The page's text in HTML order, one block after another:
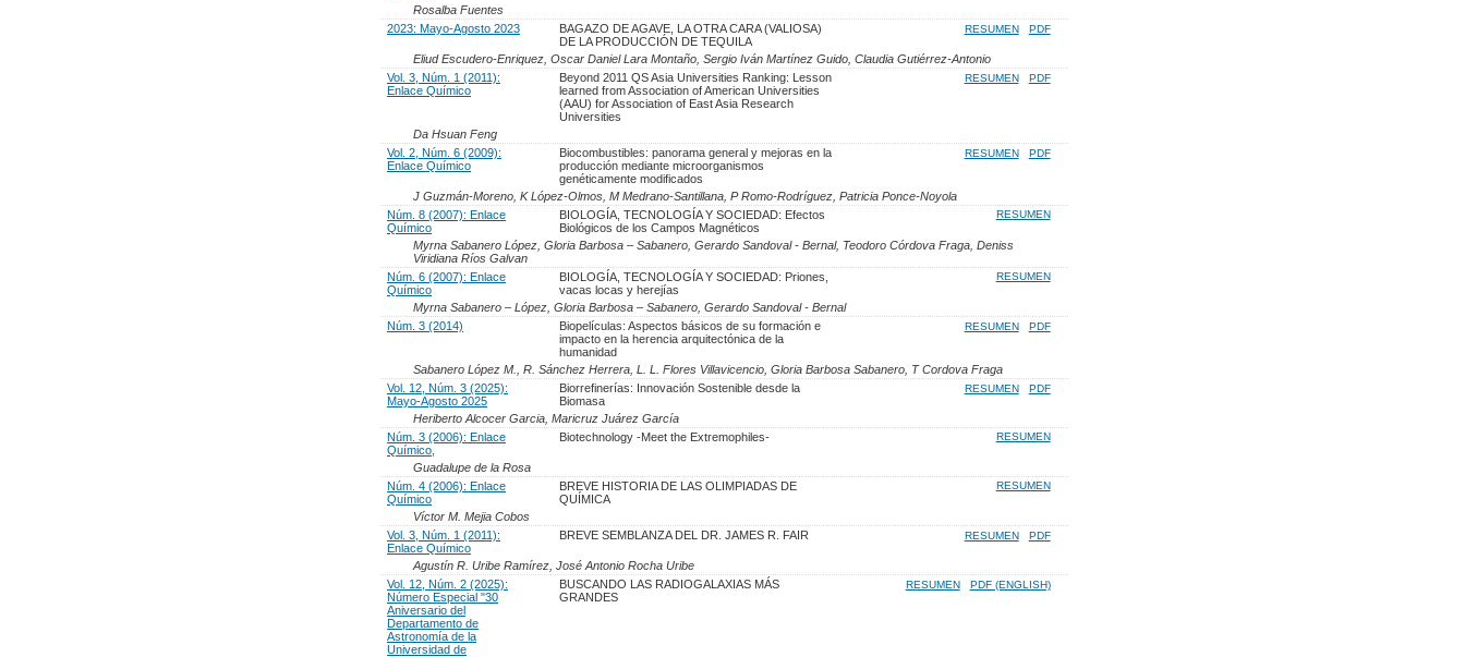
Rosalba Fuentes
2023: Mayo-Agosto 2023
BAGAZO DE AGAVE, LA OTRA CARA (VALIOSA)
DE LA PRODUCCIÓN DE TEQUILA
RESUMEN PDF
Eliud Escudero-Enriquez, Oscar Daniel Lara Montaño, Sergio Iván Martínez Guido, Claudia Gutiérrez-Antonio
Vol. 3, Núm. 1 (2011):
Enlace Químico
Beyond 2011 QS Asia Universities Ranking: Lesson
learned from Association of American Universities
(AAU) for Association of East Asia Research
Universities
RESUMEN PDF
Da Hsuan Feng
Vol. 2, Núm. 6 (2009):
Enlace Químico
Biocombustibles: panorama general y mejoras en la
producción mediante microorganismos
genéticamente modificados
RESUMEN PDF
J Guzmán-Moreno, K López-Olmos, M Medrano-Santillana, P Romo-Rodríguez, Patricia Ponce-Noyola
Núm. 8 (2007): Enlace
Químico
BIOLOGÍA, TECNOLOGÍA Y SOCIEDAD: Efectos
Biológicos de los Campos Magnéticos
RESUMEN
Myrna Sabanero López, Gloria Barbosa – Sabanero, Gerardo Sandoval - Bernal, Teodoro Córdova Fraga, Deniss
Viridiana Ríos Galvan
Núm. 6 (2007): Enlace
Químico
BIOLOGÍA, TECNOLOGÍA Y SOCIEDAD: Priones,
vacas locas y herejías
RESUMEN
Myrna Sabanero – López, Gloria Barbosa – Sabanero, Gerardo Sandoval - Bernal
Núm. 3 (2014)
Biopelículas: Aspectos básicos de su formación e
impacto en la herencia arquitectónica de la
humanidad
RESUMEN PDF
Sabanero López M., R. Sánchez Herrera, L. L. Flores Villavicencio, Gloria Barbosa Sabanero, T Cordova Fraga
Vol. 12, Núm. 3 (2025):
Mayo-Agosto 2025
Biorrefinerías: Innovación Sostenible desde la
Biomasa
RESUMEN PDF
Heriberto Alcocer Garcia, Maricruz Juárez García
Núm. 3 (2006): Enlace
Químico,
Biotechnology -Meet the Extremophiles- RESUMEN
Guadalupe de la Rosa
Núm. 4 (2006): Enlace
Químico
BREVE HISTORIA DE LAS OLIMPIADAS DE
QUÍMICA
RESUMEN
Víctor M. Mejia Cobos
Vol. 3, Núm. 1 (2011):
Enlace Químico
BREVE SEMBLANZA DEL DR. JAMES R. FAIR RESUMEN PDF
Agustín R. Uribe Ramírez, José Antonio Rocha Uribe
Vol. 12, Núm. 2 (2025):
Número Especial "30
Aniversario del
Departamento de
Astronomía de la
Universidad de
BUSCANDO LAS RADIOGALAXIAS MÁS
GRANDES
RESUMEN PDF (ENGLISH)